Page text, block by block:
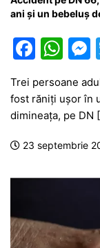
ani și un bebeluș
F
c
e
b
o
o
W
at
s
A
p
p
Trei persoane
fost răniți ușor în
dimineața, pe DN
23 septembrie